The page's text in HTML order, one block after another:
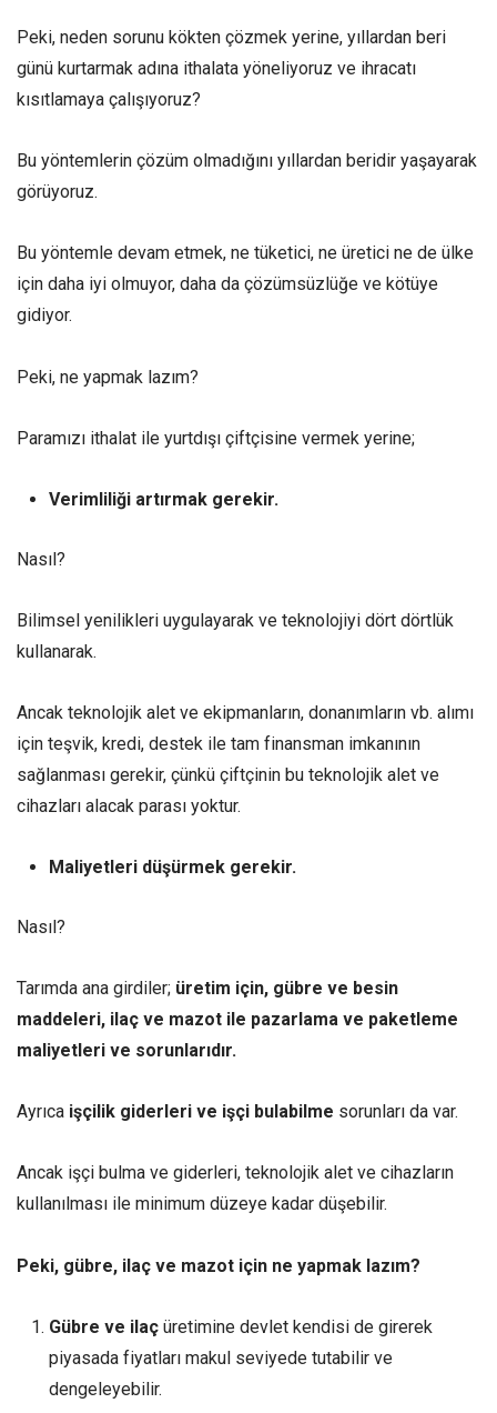
Peki, neden sorunu kökten çözmek yerine, yıllardan beri
günü kurtarmak adına ithalata yöneliyoruz ve ihracatı
kısıtlamaya çalışıyoruz?
Bu yöntemlerin çözüm olmadığını yıllardan beridir yaşayarak
görüyoruz.
Bu yöntemle devam etmek, ne tüketici, ne üretici ne de ülke
için daha iyi olmuyor, daha da çözümsüzlüğe ve kötüye
gidiyor.
Peki, ne yapmak lazım?
Paramızı ithalat ile yurtdışı çiftçisine vermek yerine;
Verimliliği artırmak gerekir.
Nasıl?
Bilimsel yenilikleri uygulayarak ve teknolojiyi dört dörtlük
kullanarak.
Ancak teknolojik alet ve ekipmanların, donanımların vb. alımı
için teşvik, kredi, destek ile tam finansman imkanının
sağlanması gerekir, çünkü çiftçinin bu teknolojik alet ve
cihazları alacak parası yoktur.
Maliyetleri düşürmek gerekir.
Nasıl?
Tarımda ana girdiler; üretim için, gübre ve besin
maddeleri, ilaç ve mazot ile pazarlama ve paketleme
maliyetleri ve sorunlarıdır.
Ayrıca işçilik giderleri ve işçi bulabilme sorunları da var.
Ancak işçi bulma ve giderleri, teknolojik alet ve cihazların
kullanılması ile minimum düzeye kadar düşebilir.
Peki, gübre, ilaç ve mazot için ne yapmak lazım?
Gübre ve ilaçüretimine devlet kendisi de girerek
piyasada fiyatları makul seviyede tutabilir ve
dengeleyebilir.